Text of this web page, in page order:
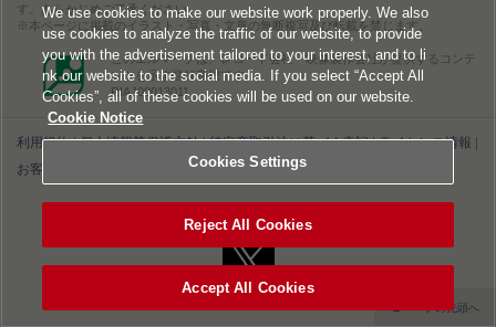
す。あらかじめご了承ください。
本ページに掲載のイラスト・写真・文章の無断複写及び転載を禁じます。
このエルマークは、レコード会社・映像製作会社が提供するコンテ
ンツを示す登録商標です。
RIAJ00013011
利用規約|個人情報等保護方針|特定商取引法に基づく表記|ライセンス情報
お客様情報の外部送信について|Cookies Settings
▲ページの先頭へ
We use cookies to make our website work properly. We also
use cookies to analyze the traffic of our website, to provide
you with the advertisement tailored to your interest, and to li
nk our website to the social media. If you select “Accept All
Cookies”, all of these cookies will be used on our website.
Cookie Notice
Cookies Settings
Reject All Cookies
Accept All Cookies